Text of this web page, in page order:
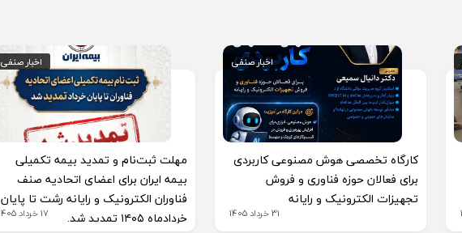
اخبار صنفی
اخبار صنفی
کارگاه تخصصی هوش مصنوعی کاربردی
برای فعالان حوزه فناوری و فروش
تجهیزات الکترونیک و رایانه
31 خرداد 1405
اخبار صنفی
اخبار صنفی
مهلت ثبت‌نام و تمدید بیمه تکمیلی
بیمه ایران برای اعضای اتحادیه صنف
فناوران الکترونیک و رایانه رشت تا پایان
خردادماه ۱۴۰۵ تمدید شد.
17 خرداد 1405